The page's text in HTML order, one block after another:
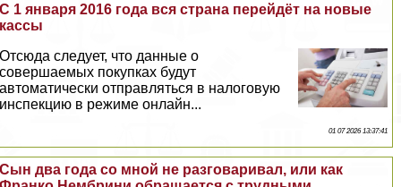
С 1 января 2016 года вся страна перейдёт на новые
кассы
Отсюда следует, что данные о
совершаемых покупках будут
автоматически отправляться в налоговую
инспекцию в режиме онлайн...
01 07 2026 13:37:41
Сын два года со мной не разговаривал, или как